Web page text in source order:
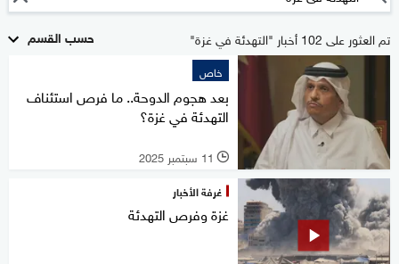
حسب القسم تم العثور على 102 أخبار "التهدئة في غزة"
خاص
بعد هجوم الدوحة.. ما فرص استئناف
التهدئة في غزة؟
l 11 سبتمبر 2025
غرفة الأخبار
غزة وفرص التهدئة